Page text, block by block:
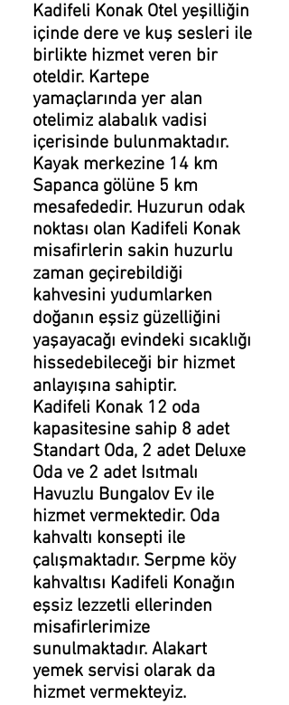
Kadifeli Konak Otel yeşilliğin
içinde dere ve kuş sesleri ile
birlikte hizmet veren bir
oteldir. Kartepe
yamaçlarında yer alan
otelimiz alabalık vadisi
içerisinde bulunmaktadır.
Kayak merkezine 14 km
Sapanca gölüne 5 km
mesafededir. Huzurun odak
noktası olan Kadifeli Konak
misafirlerin sakin huzurlu
zaman geçirebildiği
kahvesini yudumlarken
doğanın eşsiz güzelliğini
yaşayacağı evindeki sıcaklığı
hissedebileceği bir hizmet
anlayışına sahiptir.
Kadifeli Konak 12 oda
kapasitesine sahip 8 adet
Standart Oda, 2 adet Deluxe
Oda ve 2 adet Isıtmalı
Havuzlu Bungalov Ev ile
hizmet vermektedir. Oda
kahvaltı konsepti ile
çalışmaktadır. Serpme köy
kahvaltısı Kadifeli Konağın
eşsiz lezzetli ellerinden
misafirlerimize
sunulmaktadır. Alakart
yemek servisi olarak da
hizmet vermekteyiz.